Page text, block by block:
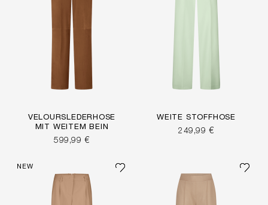
VELOURSLEDERHOSE
MIT WEITEM BEIN
599,99 €
WEITE STOFFHOSE
249,99 €
NEW